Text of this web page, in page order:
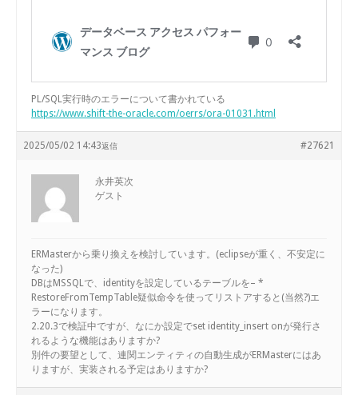
PL/SQL実行時のエラーについて書かれている
https://www.shift-the-oracle.com/oerrs/ora-01031.html
2025/05/02 14:43 #27621
返信
永井英次
ゲスト
ERMasterから乗り換えを検討しています。(eclipseが重く、不安定に
なった)
DBはMSSQLで、identityを設定しているテーブルを– *
RestoreFromTempTable疑似命令を使ってリストアすると(当然?)エ
ラーになります。
2.20.3で検証中ですが、なにか設定でset identity_insert onが発行さ
れるような機能はありますか?
別件の要望として、連関エンティティの自動生成がERMasterにはあ
りますが、実装される予定はありますか?